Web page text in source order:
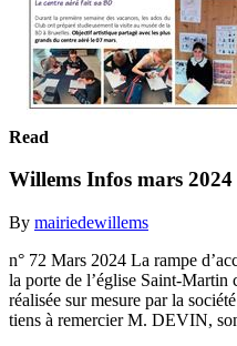
Read
Willems Infos mars 2024
By mairiedewillems
n° 72 Mars 2024 La rampe
la porte de l’église Saint-
réalisée sur mesure par la
tiens à remercier M. DEVIN,